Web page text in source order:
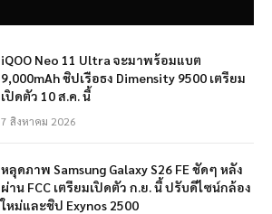
iQOO Neo 11 Ultra จะมาพร้อมแบต
9,000mAh ชิปเรือธง Dimensity 9500 เตรียม
เปิดตัว 10 ส.ค. นี้
7 สิงหาคม 2026
หลุดภาพ Samsung Galaxy S26 FE ชัดๆ หลัง
ผ่าน FCC เตรียมเปิดตัว ก.ย. นี้ ปรับดีไซน์กล้อง
ใหม่และชิป Exynos 2500